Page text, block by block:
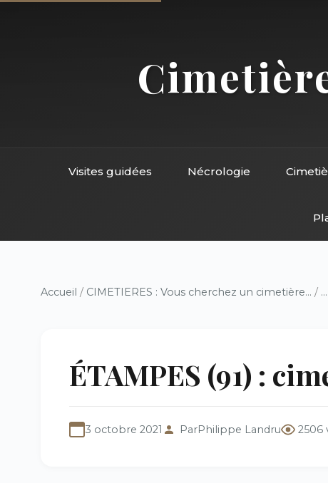
Visites guidées Nécrologie
Accueil / CIMETIERES : Vous cherchez un cimetière... /
ÉTAMPES (91) :
3 octobre 2021 ParPhilippe Landru 2506